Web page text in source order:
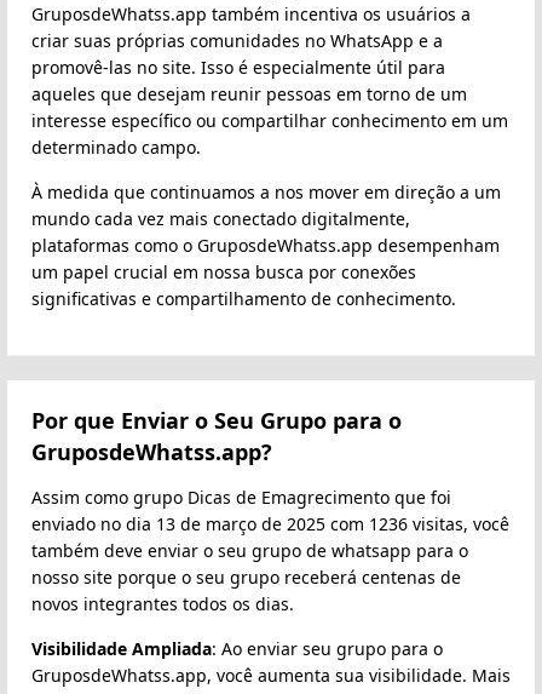
GruposdeWhatss.app também incentiva os usuários a
criar suas próprias comunidades no WhatsApp e a
promovê-las no site. Isso é especialmente útil para
aqueles que desejam reunir pessoas em torno de um
interesse específico ou compartilhar conhecimento em um
determinado campo.
À medida que continuamos a nos mover em direção a um
mundo cada vez mais conectado digitalmente,
plataformas como o GruposdeWhatss.app desempenham
um papel crucial em nossa busca por conexões
significativas e compartilhamento de conhecimento.
Por que Enviar o Seu Grupo para o
GruposdeWhatss.app?
Assim como grupo Dicas de Emagrecimento que foi
enviado no dia 13 de março de 2025 com 1236 visitas, você
também deve enviar o seu grupo de whatsapp para o
nosso site porque o seu grupo receberá centenas de
novos integrantes todos os dias.
Visibilidade Ampliada: Ao enviar seu grupo para o
GruposdeWhatss.app, você aumenta sua visibilidade. Mais